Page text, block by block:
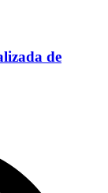
de